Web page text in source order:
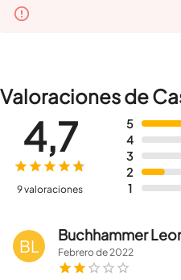
Valoraciones de
5
4
3
2
1
4,7
9 valoraciones
BL
Buchhammer
Febrerode2022